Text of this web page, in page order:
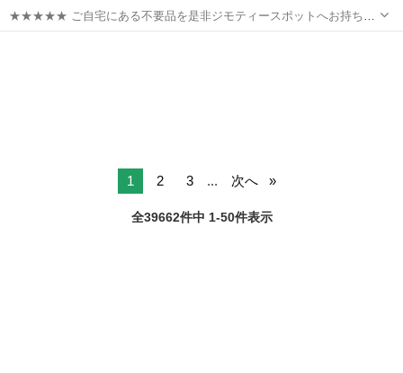
★★★★★ ご自宅にある不要品を是非ジモティースポットへお持ち込
みしませんか？ 家電、趣味・スポーツ・レジャー用品、こども用品、
1 2 3 ... 次へ
全39662件中 1-50件表示